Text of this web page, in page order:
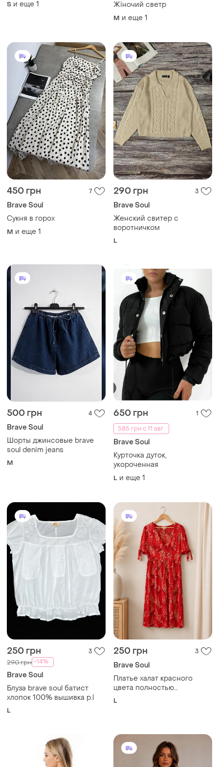
S и еще 1
Жіночий светр
M и еще 1
450 грн 7
Brave Soul
Сукня в горох
M и еще 1
290 грн 3
Brave Soul
Женский свитер с
воротничком
L
500 грн 4
Brave Soul
Шорты джинсовые brave
soul denim jeans
M
650 грн
1
585 грн с 11 авг.
Brave Soul
Курточка дуток,
укороченная
L и еще 1
250 грн 3
290 грн -14%
Brave Soul
Блуза brave soul батист
хлопок 100% вышивка р.l
L
250 грн 3
Brave Soul
Платье халат красного
цвета полностью
защипывается пуговицами
L